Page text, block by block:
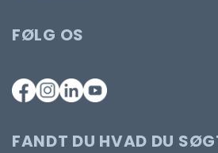
FØLG OS
FANDT DU HVAD DU